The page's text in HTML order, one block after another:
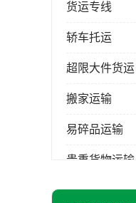
货运专线
轿车托运
超限大件货运
搬家运输
易碎品运输
贵重货物运输
普通货物